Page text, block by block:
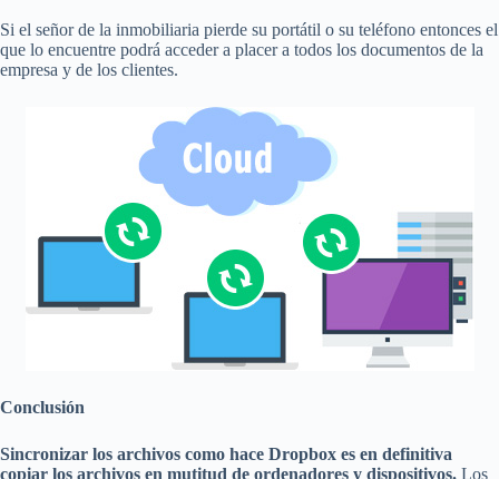
Si el señor de la inmobiliaria pierde su portátil o su teléfono entonces el
que lo encuentre podrá acceder a placer a todos los documentos de la
empresa y de los clientes.
Conclusión
Sincronizar los archivos como hace Dropbox es en definitiva
copiar los archivos en mutitud de ordenadores y dispositivos. Los